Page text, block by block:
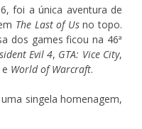
foi a única aventura de
The Last of Usno topo.
dos games ficou na 46ª
Evil 4, GTA: Vice City,
e World of Warcraft.
singela homenagem,